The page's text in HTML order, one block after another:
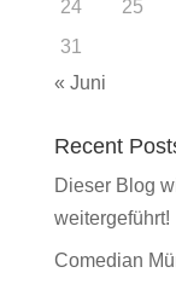
24
25
31
« Juni
Recent
Dieser Blog
weitergeführt!
Comedian